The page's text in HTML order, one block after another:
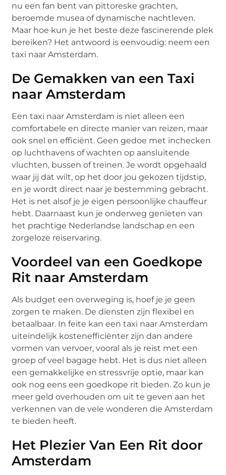
nu een fan bent van pittoreske grachten,
beroemde musea of dynamische nachtleven.
Maar hoe kun je het beste deze fascinerende plek
bereiken? Het antwoord is eenvoudig: neem een
taxi naar Amsterdam.
De Gemakken van een Taxi
naar Amsterdam
Een taxi naar Amsterdam is niet alleen een
comfortabele en directe manier van reizen, maar
ook snel en efficiënt. Geen gedoe met inchecken
op luchthavens of wachten op aansluitende
vluchten, bussen of treinen. Je wordt opgehaald
waar jij dat wilt, op het door jou gekozen tijdstip,
en je wordt direct naar je bestemming gebracht.
Het is net alsof je je eigen persoonlijke chauffeur
hebt. Daarnaast kun je onderweg genieten van
het prachtige Nederlandse landschap en een
zorgeloze reiservaring.
Voordeel van een Goedkope
Rit naar Amsterdam
Als budget een overweging is, hoef je je geen
zorgen te maken. De diensten zijn flexibel en
betaalbaar. In feite kan een taxi naar Amsterdam
uiteindelijk kostenefficiënter zijn dan andere
vormen van vervoer, vooral als je reist met een
groep of veel bagage hebt. Het is dus niet alleen
een gemakkelijke en stressvrije optie, maar kan
ook nog eens een goedkope rit bieden. Zo kun je
meer geld overhouden om uit te geven aan het
verkennen van de vele wonderen die Amsterdam
te bieden heeft.
Het Plezier Van Een Rit door
Amsterdam